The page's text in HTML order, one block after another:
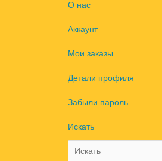
О нас
Аккаунт
Мои заказы
Детали профиля
Забыли пароль
Искать